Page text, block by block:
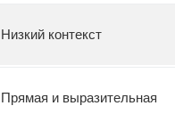
Низкий контекст
Прямая и выразительная